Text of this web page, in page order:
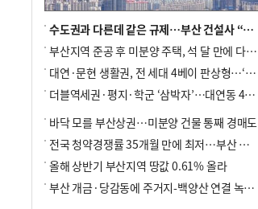
수도권과 다른데 같은 규제…부산 건설사 “쓰러지기 직전”
부산지역 준공 후 미분양 주택, 석 달 만에 다시 3000가구 넘어서
대연·문현 생활권, 전 세대 4베이 판상형…‘더샵 트리센트’ 내달 분양
더블역세권·평지·학군 ‘삼박자’…대연동 42층 브랜드 단지
바닥 모를 부산상권…미분양 건물 통째 경매도
전국 청약경쟁률 35개월 만에 최저…부산 미분양 ‘적체’ 심화
올해 상반기 부산지역 땅값 0.61% 올라
부산 개금·당감동에 주거지-백양산 연결 녹지 조성